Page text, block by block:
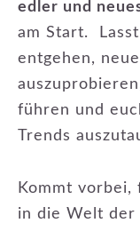
edler und
am Start.
entgehen,
führen und
Trends
Kommt
in die Welt der